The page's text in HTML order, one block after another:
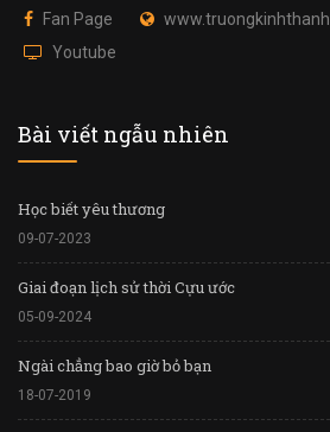
Fan Page
Youtube
Bài viết ngẫu nhiên
Học biết yêu thương
09-07-2023
Giai đoạn lịch sử thời Cựu ước
05-09-2024
Ngài chẳng bao giờ bỏ bạn
18-07-2019